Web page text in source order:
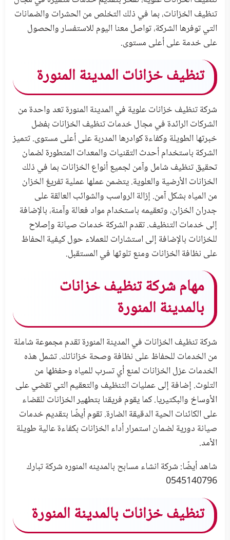
تنظيف الخزانات، بما في ذلك التخلص من الحشرات والضمانات
التي توفرها الشركة، تواصل معنا اليوم للاستفسار والحصول
على خدمة على أعلى مستوى.
تنظيف خزانات المدينة المنورة
شركة تنظيف خزانات علوية في المدينة المنورة تعد واحدة من
الشركات الرائدة في مجال خدمات تنظيف الخزانات بفضل
خبرتها الطويلة وكفاءة كوادرها المدربة على أعلى مستوى. تتميز
الشركة باستخدام أحدث التقنيات والمعدات المتطورة لضمان
تحقيق تنظيف شامل وآمن لجميع أنواع الخزانات بما في ذلك
الخزانات الأرضية والعلوية. يتضمن عملها عملية تفريغ الخزان
من المياه بشكل آمن. إزالة الرواسب والشوائب العالقة على
جدران الخزان، وتعقيمه باستخدام مواد فعالة وآمنة، بالإضافة
إلى خدمات التنظيف. تقدم الشركة خدمات صيانة وإصلاح
للخزانات بالإضافة إلى استشارات للعملاء حول كيفية الحفاظ
على نظافة الخزانات ومنع تلوثها في المستقبل.
مهام شركة تنظيف خزانات
بالمدينة المنورة
شركة تنظيف الخزانات في المدينة المنورة تقدم مجموعة شاملة
من الخدمات للحفاظ على نظافة وصحة خزاناتك. تشمل هذه
الخدمات عزل الخزانات لمنع أي تسرب للمياه وحفظها من
التلوث. إضافة إلى عمليات التنظيف والتعقيم التي تقضي على
الأوساخ والبكتيريا. كما يقوم فريقنا بتطهير الخزانات للقضاء
على الكائنات الحية الدقيقة الضارة. تقوم أيضًا بتقديم خدمات
صيانة دورية لضمان استمرار أداء الخزانات بكفاءة عالية طويلة
الأمد.
شاهد أيضًا: شركة انشاء مسابح بالمدينه المنوره شركة تبارك
0545140796
تنظيف خزانات بالمدينة المنورة